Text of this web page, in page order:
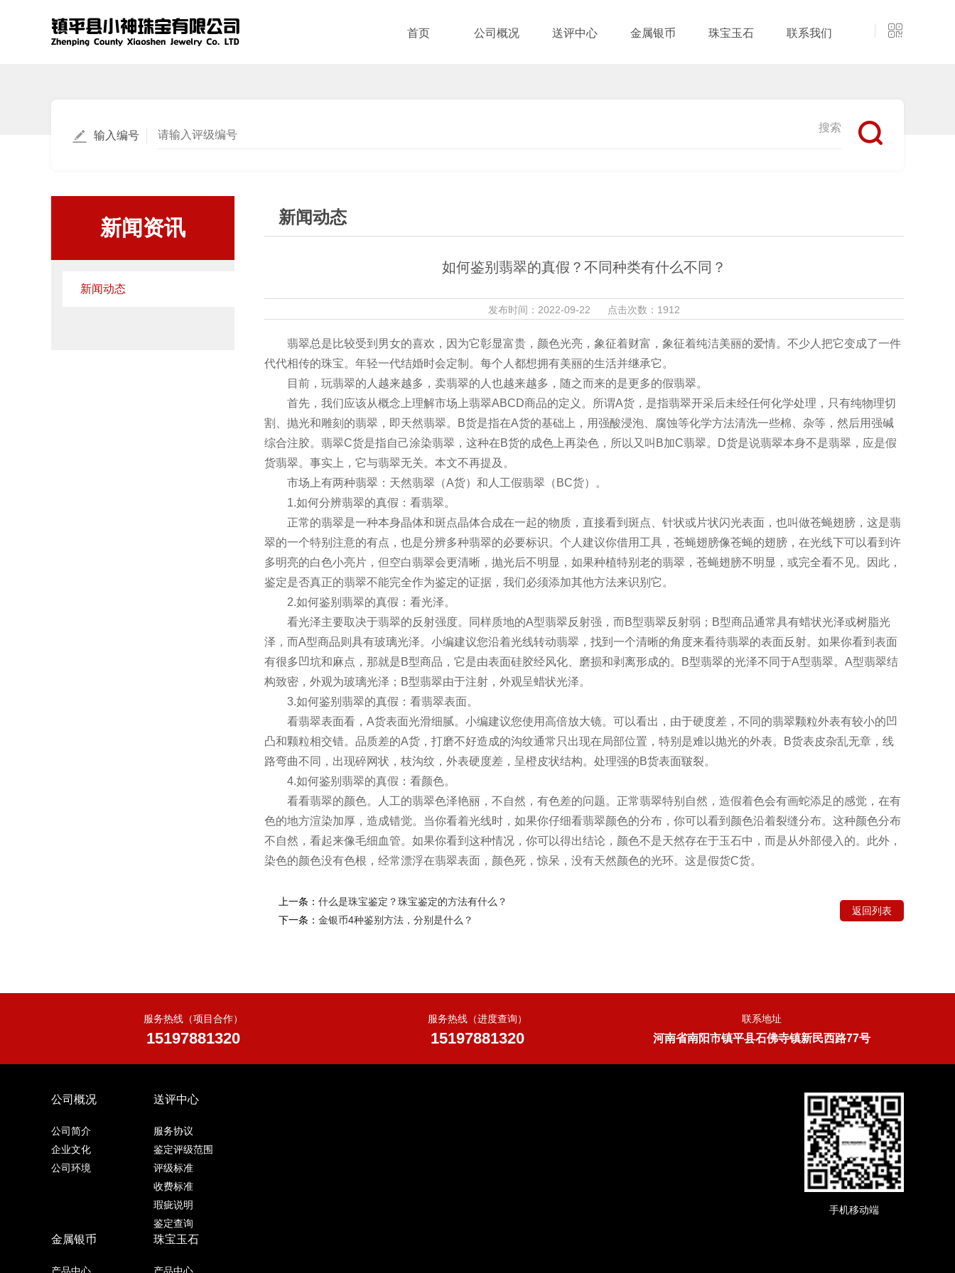
首页 公司概况 送评中心 金属银币 珠宝玉石 联系我们
输入编号
新闻资讯
新闻动态
新闻动态
如何鉴别翡翠的真假？不同种类有什么不同？
发布时间：2022-09-22 点击次数：1912
翡翠总是比较受到男女的喜欢，因为它彰显富贵，颜色光亮，象征着财富，象征着纯洁美丽的爱情。不少人把它变成了一件
代代相传的珠宝。年轻一代结婚时会定制。每个人都想拥有美丽的生活并继承它。
目前，玩翡翠的人越来越多，卖翡翠的人也越来越多，随之而来的是更多的假翡翠。
首先，我们应该从概念上理解市场上翡翠ABCD商品的定义。所谓A货，是指翡翠开采后未经任何化学处理，只有纯物理切
割、抛光和雕刻的翡翠，即天然翡翠。B货是指在A货的基础上，用强酸浸泡、腐蚀等化学方法清洗一些棉、杂等，然后用强碱
综合注胶。翡翠C货是指自己涂染翡翠，这种在B货的成色上再染色，所以又叫B加C翡翠。D货是说翡翠本身不是翡翠，应是假
货翡翠。事实上，它与翡翠无关。本文不再提及。
市场上有两种翡翠：天然翡翠（A货）和人工假翡翠（BC货）。
1.如何分辨翡翠的真假：看翡翠。
正常的翡翠是一种本身晶体和斑点晶体合成在一起的物质，直接看到斑点、针状或片状闪光表面，也叫做苍蝇翅膀，这是翡
翠的一个特别注意的有点，也是分辨多种翡翠的必要标识。个人建议你借用工具，苍蝇翅膀像苍蝇的翅膀，在光线下可以看到许
多明亮的白色小亮片，但空白翡翠会更清晰，抛光后不明显，如果种植特别老的翡翠，苍蝇翅膀不明显，或完全看不见。因此，
鉴定是否真正的翡翠不能完全作为鉴定的证据，我们必须添加其他方法来识别它。
2.如何鉴别翡翠的真假：看光泽。
看光泽主要取决于翡翠的反射强度。同样质地的A型翡翠反射强，而B型翡翠反射弱；B型商品通常具有蜡状光泽或树脂光
泽，而A型商品则具有玻璃光泽。小编建议您沿着光线转动翡翠，找到一个清晰的角度来看待翡翠的表面反射。如果你看到表面
有很多凹坑和麻点，那就是B型商品，它是由表面硅胶经风化、磨损和剥离形成的。B型翡翠的光泽不同于A型翡翠。A型翡翠结
构致密，外观为玻璃光泽；B型翡翠由于注射，外观呈蜡状光泽。
3.如何鉴别翡翠的真假：看翡翠表面。
看翡翠表面看，A货表面光滑细腻。小编建议您使用高倍放大镜。可以看出，由于硬度差，不同的翡翠颗粒外表有较小的凹
凸和颗粒相交错。品质差的A货，打磨不好造成的沟纹通常只出现在局部位置，特别是难以抛光的外表。B货表皮杂乱无章，线
路弯曲不同，出现碎网状，枝沟纹，外表硬度差，呈橙皮状结构。处理强的B货表面皲裂。
4.如何鉴别翡翠的真假：看颜色。
看看翡翠的颜色。人工的翡翠色泽艳丽，不自然，有色差的问题。正常翡翠特别自然，造假着色会有画蛇添足的感觉，在有
色的地方渲染加厚，造成错觉。当你看着光线时，如果你仔细看翡翠颜色的分布，你可以看到颜色沿着裂缝分布。这种颜色分布
不自然，看起来像毛细血管。如果你看到这种情况，你可以得出结论，颜色不是天然存在于玉石中，而是从外部侵入的。此外，
染色的颜色没有色根，经常漂浮在翡翠表面，颜色死，惊呆，没有天然颜色的光环。这是假货C货。
上一条： 什么是珠宝鉴定？珠宝鉴定的方法有什么？
下一条： 金银币4种鉴别方法，分别是什么？
返回列表
服务热线（项目合作）
15197881320
服务热线（进度查询）
15197881320
联系地址
河南省南阳市镇平县石佛寺镇新民西路77号
公司概况
公司简介
企业文化
公司环境
送评中心
服务协议
鉴定评级范围
评级标准
收费标准
瑕疵说明
鉴定查询
金属银币 珠宝玉石
手机移动端